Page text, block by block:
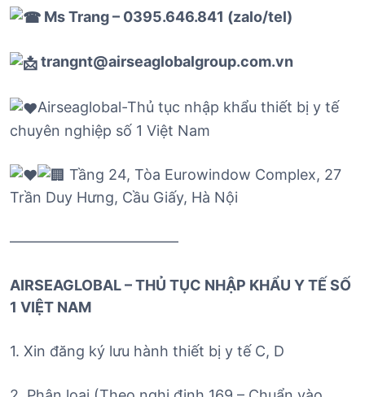
Ms Trang – 0395.646.841 (zalo/tel)
trangnt@airseaglobalgroup.com.vn
Airseaglobal-Thủ tục nhập khẩu thiết bị y tế
chuyên nghiệp số 1 Việt Nam
Tầng 24, Tòa Eurowindow Complex, 27
Trần Duy Hưng, Cầu Giấy, Hà Nội
———————————–
AIRSEAGLOBAL – THỦ TỤC NHẬP KHẨU Y TẾ SỐ
1 VIỆT NAM
1. Xin đăng ký lưu hành thiết bị y tế C, D